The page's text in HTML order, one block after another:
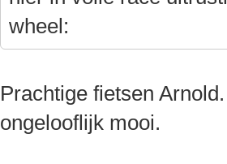
wheel:
Prachtige fietsen
ongelooflijk mooi.